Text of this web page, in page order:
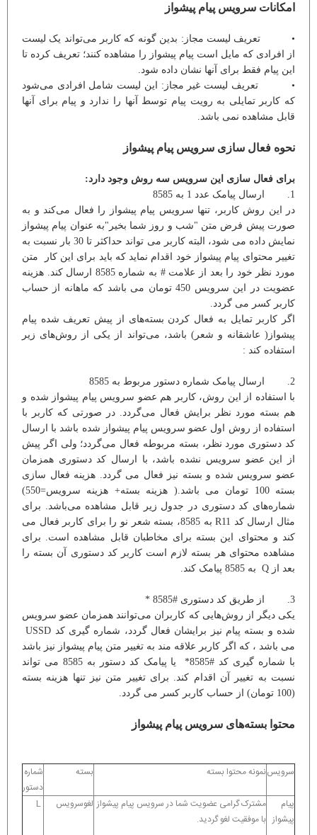
امکانات سرویس پیام پیشواز
• تعریف لیست مجاز: بدین گونه که کاربر می‌تواند یک لیست
از افرادی که مایل است پیام پیشواز را مشاهده کنند؛ تعریف کرده تا
این پیام فقط برای آنها نشان داده شود.
• تعریف لیست غیر مجاز: این لیست شامل افرادی می‌شود
که کاربر تمایلی به رویت پیام توسط آنها را ندارد و پیام برای آنها
قابل مشاهده نمی باشد.
نحوه فعال سازی سرویس پیام پیشواز
برای فعال سازی این سرویس سه روش وجود دارد:
1. ارسال پیامک عدد 1 به 8585
در این روش کاربر، تنها سرویس پیام پیشواز را فعال می‌کند و به
صورت پیش فرض متن "شب و روز شما بخیر"به عنوان پیام پیشواز
نمایش داده می شود، البته کاربر می تواند حداکثر تا 30 بار نسبت به
تغییر محتوای پیام پیشواز خود اقدام نماید که باید برای این کار متن
مورد نظر خود را بعد از علامت # به شماره 8585 ارسال کند. هزینه
عضویت در این سرویس 450 تومان می باشد که ماهانه از حساب
کاربر کسر می گردد.
اگر کاربر تمایل به فعال کردن بسته‌های از پیش تعریف شده پیام
پیشواز( عاشقانه و شعر) باشد، می‌‌تواند از یکی از روش‌های زیر
استفاده کند :
2. ارسال پیامک شماره دستور مربوط به 8585
با استفاده از این روش، کاربر هم عضو سرویس پیام پیشواز شده و
هم بسته مورد نظر برایش فعال می‌گردد. در صورتی که کاربر با
استفاده از روش اول عضو سرویس پیام پیشواز شده باشد با ارسال
کد دستوری مورد نظر، بسته مربوطه فعال می‌گردد؛ ولی اگر پیش
از این عضو سرویس نشده باشد، با ارسال کد دستوری همزمان
عضو سرویس شده و بسته نیز فعال می گردد. هزینه فعال سازی
بسته 100 تومان می باشد.( هزینه بسته+ هزینه سرویس=550)
شماره‌های کد دستوری در جدول زیر قابل مشاهده می‌باشد. برای
مثال ارسال کد R11 به 8585، بسته شعر نو را برای کاربر فعال می
کند و محتوای این بسته برای مخاطبان قابل مشاهده است. برای
مشاهده محتوای هر بسته لازم است کاربر کد دستوری آن بسته را
بعد از Q به 8585 پیامک کند.
3. از طریق کد دستوری #8585 *
یکی دیگر از روش‌هایی که کاربران می‌توانند همزمان عضو سرویس
شده و بسته پیام نیز برایشان فعال گردد، شماره گیری کد USSD
می باشد ، که اگر کاربر علاقه مند به تغییر متن پیام پیشواز نیز باشد
با شماره گیری کد #8585* یا پیامک کد دستور به 8585 می تواند
نسبت به تغییر آن اقدام کند. برای تغییر متن نیز تنها هزینه بسته
(100 تومان) از حساب کاربر کسر می گردد.
محتوا بسته‌های سرویس پیام پیشواز
سرویسنمونه محتوا بسته بسته
شماره
دستور
پیام
پیشواز
مشترک گرامی عضویت شما در سرویس پیام پیشواز
با موفقیت لغو گردید.
لغوسرویس